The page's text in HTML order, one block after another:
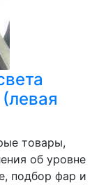
товары,
об уровне
подбор фар и